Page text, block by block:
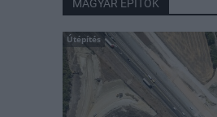
MAGYAR ÉPÍTŐK
Útépítés